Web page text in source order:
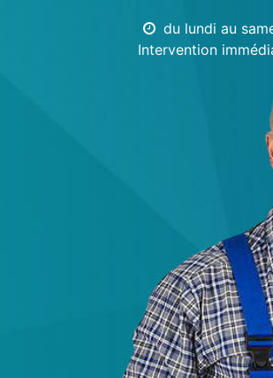
du lundi au
Intervention